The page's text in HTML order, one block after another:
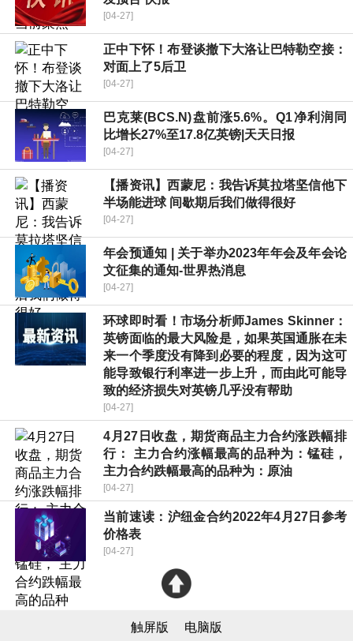
[04-27]
正中下怀！布登谈撤下大洛让巴特勒空接：
对面上了5后卫
[04-27]
巴克莱(BCS.N)盘前涨5.6%。Q1净利润同
比增长27%至17.8亿英镑|天天日报
[04-27]
【播资讯】西蒙尼：我告诉莫拉塔坚信他下
半场能进球 间歇期后我们做得很好
[04-27]
年会预通知 | 关于举办2023年年会及年会论
文征集的通知-世界热消息
[04-27]
环球即时看！市场分析师James Skinner：
英镑面临的最大风险是，如果英国通胀在未
来一个季度没有降到必要的程度，因为这可
能导致银行利率进一步上升，而由此可能导
致的经济损失对英镑几乎没有帮助
[04-27]
4月27日收盘，期货商品主力合约涨跌幅排
行： 主力合约涨幅最高的品种为：锰硅，
主力合约跌幅最高的品种为：原油
[04-27]
当前速读：沪纽金合约2022年4月27日参考
价格表
[04-27]
触屏版 电脑版